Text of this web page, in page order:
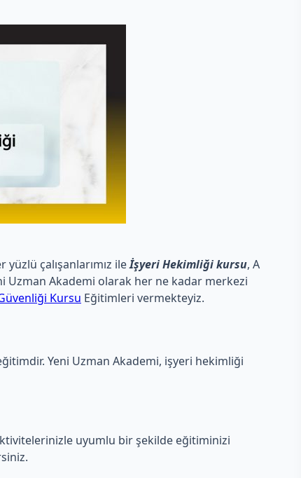
çalışanlarımız ileİşyeri Hekimliği kursu, A
Uzman Akademi olarak her ne kadar merkezi
Kursu Eğitimleri vermekteyiz.
Yeni Uzman Akademi, işyeri hekimliği
uyumlu bir şekilde eğitiminizi